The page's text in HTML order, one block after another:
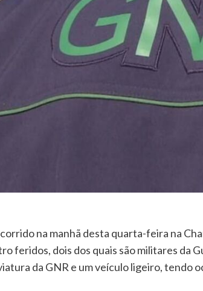
na manhã desta quarta-feira na
feridos, dois dos quais são militares da
da GNR e um veículo ligeiro, tendo